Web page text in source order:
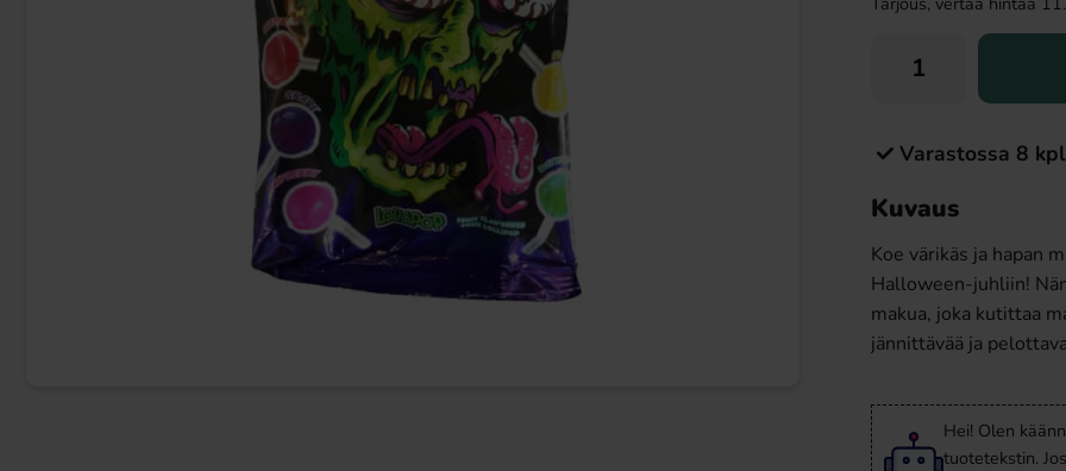
Jellioo Inferno Soda Spray 80ml (1st)
(BF:2026-06-01)
1.40 EUR
Warheads Candy Pop Push N Twist
Lollipop (1st) 8g(BF:2025-03-30)
2.99 EUR 0.99 EUR
Osta
Juicy Drop Gummies & Sour Gel Xtreme
Varastossa 8 kpl
Kuvaus
Koe värikäs ja hapan
Halloween-juhliin!
makua, joka kutittaa
jännittävää ja
Hei! Olen
tuotetekstin.